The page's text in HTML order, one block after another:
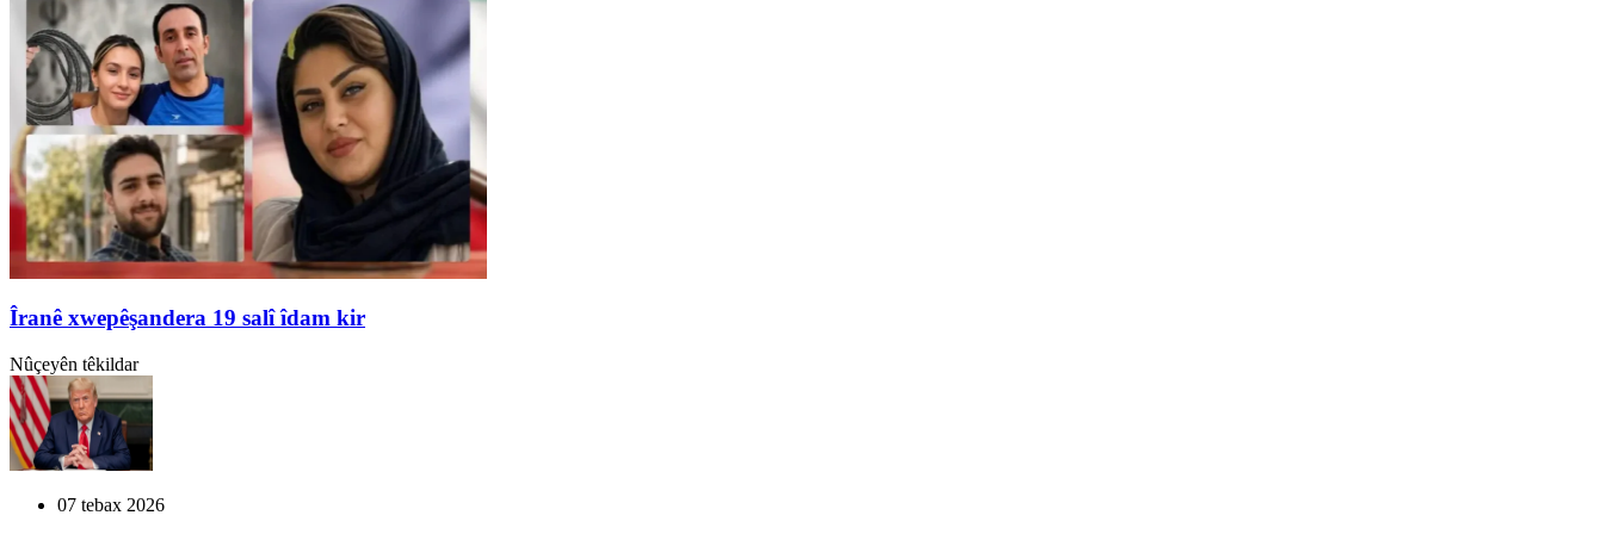
Îranê xwepêşandera 19 salî îdam kir
Nûçeyên têkildar
07 tebax 2026